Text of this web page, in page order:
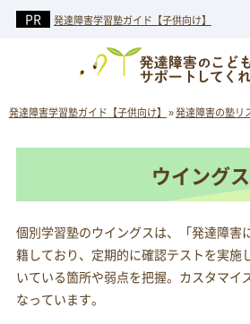
発達障害学習塾ガイド【子供向け】
発達障害学習塾ガイド【子供向け】 »発達障害の塾リ
ウイングス
個別学習塾のウイングスは、「発達障害
籍しており、定期的に確認テストを実施
いている箇所や弱点を把握。カスタマイ
なっています。